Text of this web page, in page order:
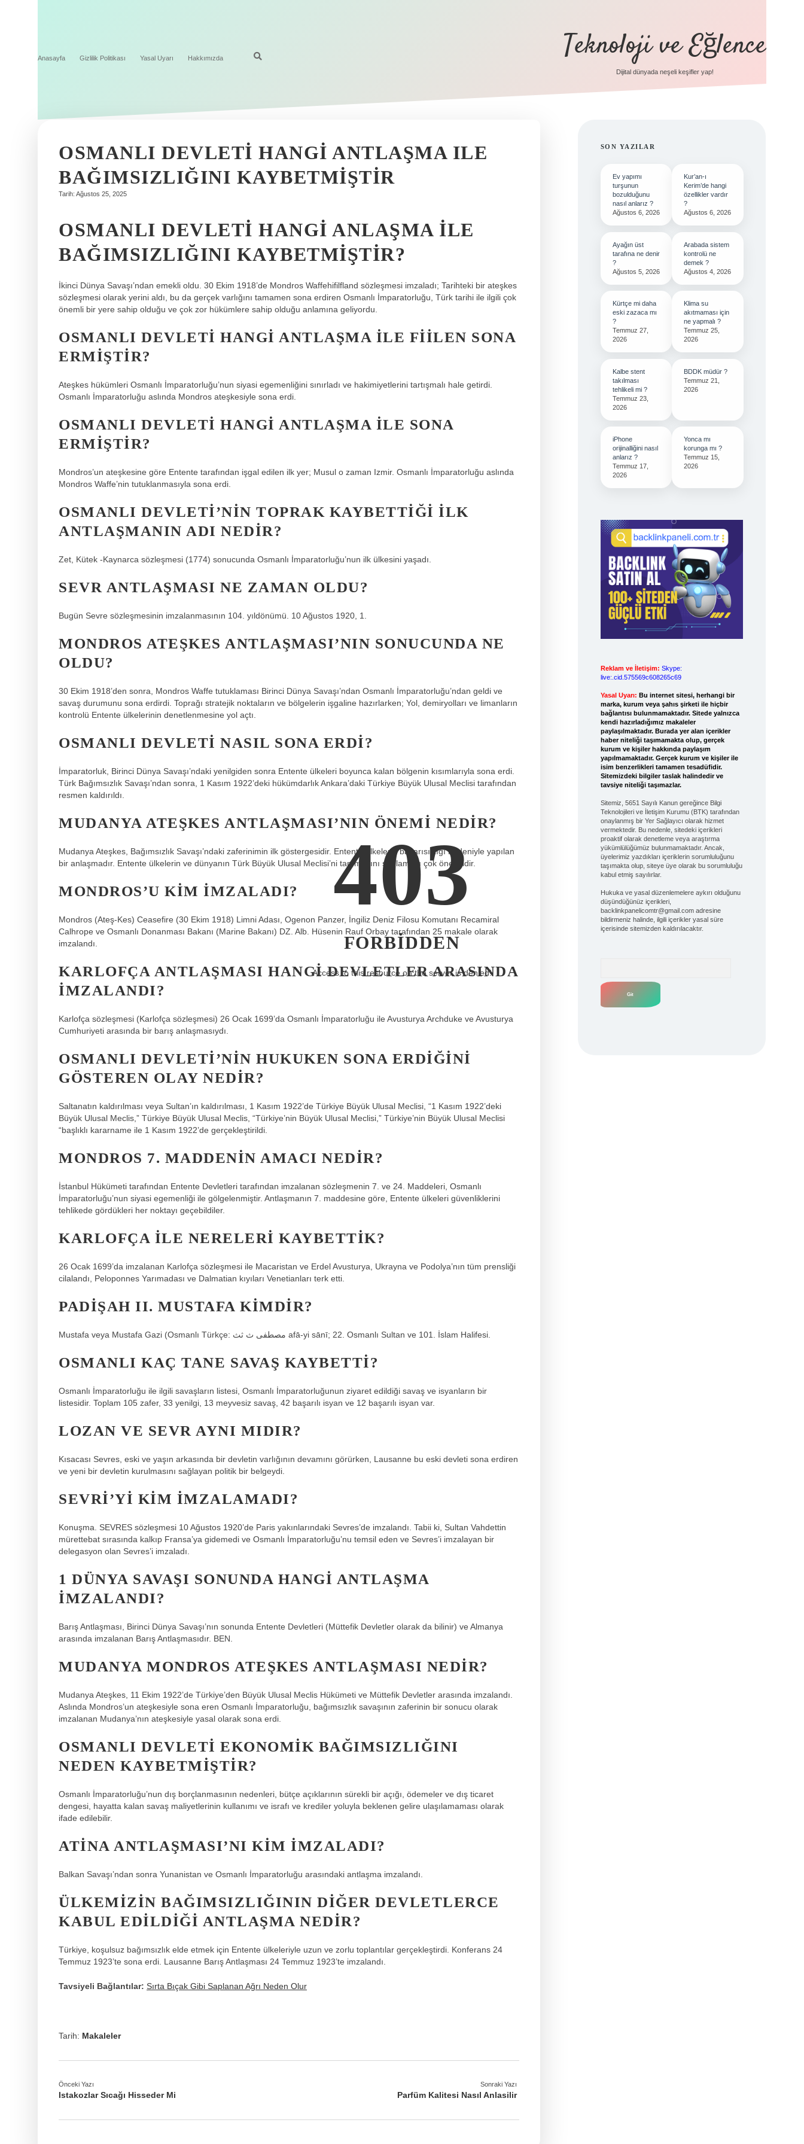
Anasayfa Gizlilik Politikası Yasal Uyarı Hakkımızda Teknoloji ve Eğlence
Dijital dünyada neşeli keşifler yap!
OSMANLI DEVLETI HANGI ANTLAŞMA ILE
BAĞIMSIZLIĞINI KAYBETMIŞTIR
Tarih: Ağustos 25, 2025
OSMANLI DEVLETI HANGI ANLAŞMA ILE
BAĞIMSIZLIĞINI KAYBETMIŞTIR?
İkinci Dünya Savaşı’ndan emekli oldu. 30 Ekim 1918’de Mondros Waffehifilfland sözleşmesi imzaladı; Tarihteki bir ateşkes
sözleşmesi olarak yerini aldı, bu da gerçek varlığını tamamen sona erdiren Osmanlı İmparatorluğu, Türk tarihi ile ilgili çok
önemli bir yere sahip olduğu ve çok zor hükümlere sahip olduğu anlamına geliyordu.
OSMANLI DEVLETI HANGI ANTLAŞMA ILE FIILEN SONA
ERMIŞTIR?
Ateşkes hükümleri Osmanlı İmparatorluğu’nun siyasi egemenliğini sınırladı ve hakimiyetlerini tartışmalı hale getirdi.
Osmanlı İmparatorluğu aslında Mondros ateşkesiyle sona erdi.
OSMANLI DEVLETI HANGI ANTLAŞMA ILE SONA
ERMIŞTIR?
Mondros’un ateşkesine göre Entente tarafından işgal edilen ilk yer; Musul o zaman Izmir. Osmanlı İmparatorluğu aslında
Mondros Waffe’nin tutuklanmasıyla sona erdi.
OSMANLI DEVLETI’NIN TOPRAK KAYBETTIĞI ILK
ANTLAŞMANIN ADI NEDIR?
Zet, Kütek -Kaynarca sözleşmesi (1774) sonucunda Osmanlı İmparatorluğu’nun ilk ülkesini yaşadı.
SEVR ANTLAŞMASI NE ZAMAN OLDU?
Bugün Sevre sözleşmesinin imzalanmasının 104. yıldönümü. 10 Ağustos 1920, 1.
MONDROS ATEŞKES ANTLAŞMASI’NIN SONUCUNDA NE
OLDU?
30 Ekim 1918’den sonra, Mondros Waffe tutuklaması Birinci Dünya Savaşı’ndan Osmanlı İmparatorluğu’ndan geldi ve
savaş durumunu sona erdirdi. Toprağı stratejik noktaların ve bölgelerin işgaline hazırlarken; Yol, demiryolları ve limanların
kontrolü Entente ülkelerinin denetlenmesine yol açtı.
OSMANLI DEVLETI NASIL SONA ERDI?
İmparatorluk, Birinci Dünya Savaşı’ndaki yenilgiden sonra Entente ülkeleri boyunca kalan bölgenin kısımlarıyla sona erdi.
Türk Bağımsızlık Savaşı’ndan sonra, 1 Kasım 1922’deki hükümdarlık Ankara’daki Türkiye Büyük Ulusal Meclisi tarafından
resmen kaldırıldı.
MUDANYA ATEŞKES ANTLAŞMASI’NIN ÖNEMI NEDIR?
Mudanya Ateşkes, Bağımsızlık Savaşı’ndaki zaferinimin ilk göstergesidir. Entente ülkelerin başarısızlığı nedeniyle yapılan
bir anlaşmadır. Entente ülkelerin ve dünyanın Türk Büyük Ulusal Meclisi’ni tanımasını sağlaması çok önemlidir.
MONDROS’U KIM IMZALADI?
Mondros (Ateş-Kes) Ceasefire (30 Ekim 1918) Limni Adası, Ogenon Panzer, İngiliz Deniz Filosu Komutanı Recamiral
Calhrope ve Osmanlı Donanması Bakanı (Marine Bakanı) DZ. Alb. Hüsenin Rauf Orbay tarafından 25 makale olarak
imzalandı.
KARLOFÇA ANTLAŞMASI HANGI DEVLETLER ARASINDA
IMZALANDI?
Karlofça sözleşmesi (Karlofça sözleşmesi) 26 Ocak 1699’da Osmanlı İmparatorluğu ile Avusturya Archduke ve Avusturya
Cumhuriyeti arasında bir barış anlaşmasıydı.
OSMANLI DEVLETI’NIN HUKUKEN SONA ERDIĞINI
GÖSTEREN OLAY NEDIR?
Saltanatın kaldırılması veya Sultan’ın kaldırılması, 1 Kasım 1922’de Türkiye Büyük Ulusal Meclisi, “1 Kasım 1922’deki
Büyük Ulusal Meclis,” Türkiye Büyük Ulusal Meclis, “Türkiye’nin Büyük Ulusal Meclisi,” Türkiye’nin Büyük Ulusal Meclisi
“başlıklı kararname ile 1 Kasım 1922’de gerçekleştirildi.
MONDROS 7. MADDENIN AMACI NEDIR?
İstanbul Hükümeti tarafından Entente Devletleri tarafından imzalanan sözleşmenin 7. ve 24. Maddeleri, Osmanlı
İmparatorluğu’nun siyasi egemenliği ile gölgelenmiştir. Antlaşmanın 7. maddesine göre, Entente ülkeleri güvenliklerini
tehlikede gördükleri her noktayı geçebildiler.
KARLOFÇA ILE NERELERI KAYBETTIK?
26 Ocak 1699’da imzalanan Karlofça sözleşmesi ile Macaristan ve Erdel Avusturya, Ukrayna ve Podolya’nın tüm prensliği
cilalandı, Peloponnes Yarımadası ve Dalmatian kıyıları Venetianları terk etti.
PADIŞAH II. MUSTAFA KIMDIR?
Mustafa veya Mustafa Gazi (Osmanlı Türkçe: مصطفى ث ثث afā-yi sānī; 22. Osmanlı Sultan ve 101. İslam Halifesi.
OSMANLI KAÇ TANE SAVAŞ KAYBETTI?
Osmanlı İmparatorluğu ile ilgili savaşların listesi, Osmanlı İmparatorluğunun ziyaret edildiği savaş ve isyanların bir
listesidir. Toplam 105 zafer, 33 yenilgi, 13 meyvesiz savaş, 42 başarılı isyan ve 12 başarılı isyan var.
LOZAN VE SEVR AYNI MIDIR?
Kısacası Sevres, eski ve yaşın arkasında bir devletin varlığının devamını görürken, Lausanne bu eski devleti sona erdiren
ve yeni bir devletin kurulmasını sağlayan politik bir belgeydi.
SEVRI’YI KIM IMZALAMADI?
Konuşma. SEVRES sözleşmesi 10 Ağustos 1920’de Paris yakınlarındaki Sevres’de imzalandı. Tabii ki, Sultan Vahdettin
mürettebat sırasında kalkıp Fransa’ya gidemedi ve Osmanlı İmparatorluğu’nu temsil eden ve Sevres’i imzalayan bir
delegasyon olan Sevres’i imzaladı.
1 DÜNYA SAVAŞI SONUNDA HANGI ANTLAŞMA
IMZALANDI?
Barış Antlaşması, Birinci Dünya Savaşı’nın sonunda Entente Devletleri (Müttefik Devletler olarak da bilinir) ve Almanya
arasında imzalanan Barış Antlaşmasıdır. BEN.
MUDANYA MONDROS ATEŞKES ANTLAŞMASI NEDIR?
Mudanya Ateşkes, 11 Ekim 1922’de Türkiye’den Büyük Ulusal Meclis Hükümeti ve Müttefik Devletler arasında imzalandı.
Aslında Mondros’un ateşkesiyle sona eren Osmanlı İmparatorluğu, bağımsızlık savaşının zaferinin bir sonucu olarak
imzalanan Mudanya’nın ateşkesiyle yasal olarak sona erdi.
OSMANLI DEVLETI EKONOMIK BAĞIMSIZLIĞINI
NEDEN KAYBETMIŞTIR?
Osmanlı İmparatorluğu’nun dış borçlanmasının nedenleri, bütçe açıklarının sürekli bir açığı, ödemeler ve dış ticaret
dengesi, hayatta kalan savaş maliyetlerinin kullanımı ve israfı ve krediler yoluyla beklenen gelire ulaşılamaması olarak
ifade edilebilir.
ATINA ANTLAŞMASI’NI KIM IMZALADI?
Balkan Savaşı’ndan sonra Yunanistan ve Osmanlı İmparatorluğu arasındaki antlaşma imzalandı.
ÜLKEMIZIN BAĞIMSIZLIĞININ DIĞER DEVLETLERCE
KABUL EDILDIĞI ANTLAŞMA NEDIR?
Türkiye, koşulsuz bağımsızlık elde etmek için Entente ülkeleriyle uzun ve zorlu toplantılar gerçekleştirdi. Konferans 24
Temmuz 1923’te sona erdi. Lausanne Barış Antlaşması 24 Temmuz 1923’te imzalandı.
Tavsiyeli Bağlantılar: Sırta Bıçak Gibi Saplanan Ağrı Neden Olur
Tarih: Makaleler
Önceki Yazı
Istakozlar Sıcağı Hisseder Mi
Sonraki Yazı
Parfüm Kalitesi Nasıl Anlasilir
SIDEBAR
SON YAZILAR
Ev yapımı
turşunun
bozulduğunu
nasıl anlarız ?
Ağustos 6, 2026
Kur’an-ı
Kerim’de hangi
özellikler vardır
?
Ağustos 6, 2026
Ayağın üst
tarafına ne denir
?
Ağustos 5, 2026
Arabada sistem
kontrolü ne
demek ?
Ağustos 4, 2026
Kürtçe mi daha
eski zazaca mı
?
Temmuz 27,
2026
Klima su
akıtmaması için
ne yapmalı ?
Temmuz 25,
2026
Kalbe stent
takılması
tehlikeli mi ?
Temmuz 23,
2026
BDDK müdür ?
Temmuz 21,
2026
iPhone
orijinalliğini nasıl
anlarız ?
Temmuz 17,
2026
Yonca mı
korunga mı ?
Temmuz 15,
2026
Reklam ve İletişim: Skype:
live:.cid.575569c608265c69
Yasal Uyarı: Bu internet sitesi, herhangi bir
marka, kurum veya şahıs şirketi ile hiçbir
bağlantısı bulunmamaktadır. Sitede yalnızca
kendi hazırladığımız makaleler
paylaşılmaktadır. Burada yer alan içerikler
haber niteliği taşımamakta olup, gerçek
kurum ve kişiler hakkında paylaşım
yapılmamaktadır. Gerçek kurum ve kişiler ile
isim benzerlikleri tamamen tesadüfidir.
Sitemizdeki bilgiler taslak halindedir ve
tavsiye niteliği taşımazlar.
Sitemiz, 5651 Sayılı Kanun gereğince Bilgi
Teknolojileri ve İletişim Kurumu (BTK) tarafından
onaylanmış bir Yer Sağlayıcı olarak hizmet
vermektedir. Bu nedenle, sitedeki içerikleri
proaktif olarak denetleme veya araştırma
yükümlülüğümüz bulunmamaktadır. Ancak,
üyelerimiz yazdıkları içeriklerin sorumluluğunu
taşımakta olup, siteye üye olarak bu sorumluluğu
kabul etmiş sayılırlar.
Hukuka ve yasal düzenlemelere aykırı olduğunu
düşündüğünüz içerikleri,
backlinkpanelicomtr@gmail.comadresine
bildirmeniz halinde, ilgili içerikler yasal süre
içerisinde sitemizden kaldırılacaktır.
403
FORBIDDEN
Access to this resource on the server is denied!